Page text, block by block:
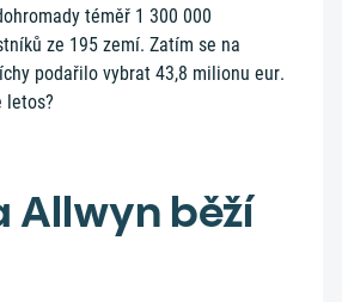
téměř 1 300 000
ze 195 zemí. Zatím se na
podařilo vybrat 43,8 milionu eur.
letos?
Allwyn běží